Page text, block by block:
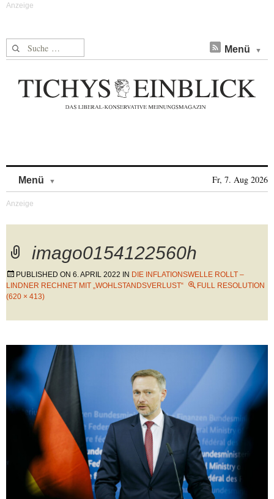
Suche nach: Menü
Menü Fr, 7. Aug 2026
imago0154122560h
PUBLISHED ON 6. APRIL 2022 IN DIE INFLATIONSWELLE ROLLT –
LINDNER RECHNET MIT „WOHLSTANDSVERLUST“
FULL RESOLUTION
(620 × 413)